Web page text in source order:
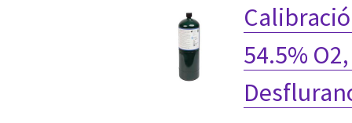
54.5%